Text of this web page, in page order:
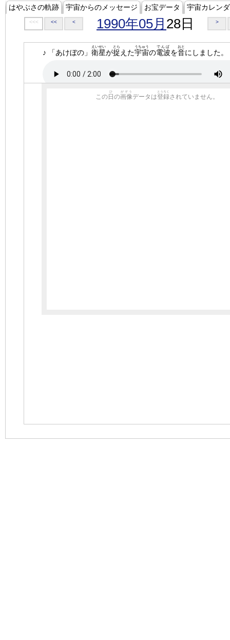
はやぶさの軌跡 宇宙からのメッセージ お宝データ 宇宙カレン
<<< << < 1990年05月 28日 >
♪ 「あけぼの」 衛星
えいせい
が捉
とら
えた宇宙
うちゅう
の電波
でんぱ
を音
おと
にしました。
この 日
ひ
の画像
がぞう
データは登録
とうろく
されていません。